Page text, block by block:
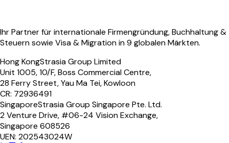
Ihr Partner für internationale Firmengründung, Buchhaltung &
Steuern sowie Visa & Migration in 9 globalen Märkten.
Hong KongStrasia Group Limited
Unit 1005, 10/F, Boss Commercial Centre,
28 Ferry Street, Yau Ma Tei, Kowloon
CR: 72936491
SingaporeStrasia Group Singapore Pte. Ltd.
2 Venture Drive, #06-24 Vision Exchange,
Singapore 608526
UEN: 202543024W